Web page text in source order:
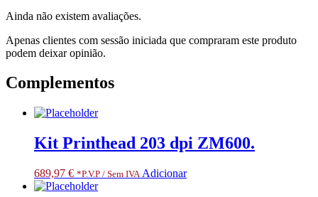
Ainda não existem avaliações.
Apenas clientes com sessão iniciada que compraram este produto
podem deixar opinião.
Complementos
Kit Printhead 203 dpi ZM600.
689,97 € *P.V.P / Sem IVA Adicionar